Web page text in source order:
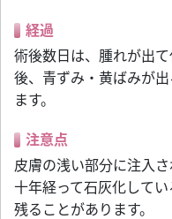
経過
術後数日は、腫れが出
後、青ずみ・黄ばみが
ます。
注意点
皮膚の浅い部分に注入
十年経って石灰化して
残ることがあります。